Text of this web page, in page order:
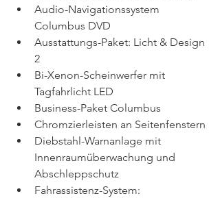
Audio-Navigationssystem
Columbus DVD
Ausstattungs-Paket: Licht & Design
2
Bi-Xenon-Scheinwerfer mit
Tagfahrlicht LED
Business-Paket Columbus
Chromzierleisten an Seitenfenstern
Diebstahl-Warnanlage mit
Innenraumüberwachung und
Abschleppschutz
Fahrassistenz-System: